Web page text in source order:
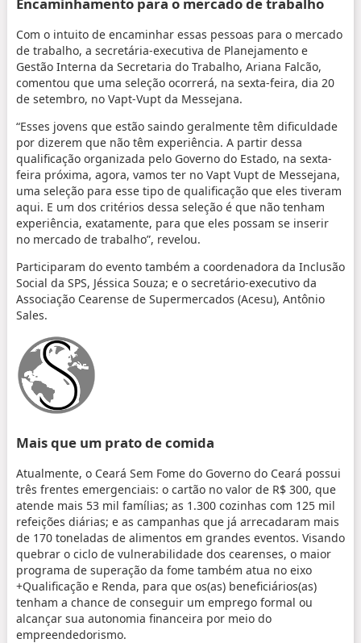
Encaminhamento para o mercado de trabalho
Com o intuito de encaminhar essas pessoas para o mercado
de trabalho, a secretária-executiva de Planejamento e
Gestão Interna da Secretaria do Trabalho, Ariana Falcão,
comentou que uma seleção ocorrerá, na sexta-feira, dia 20
de setembro, no Vapt-Vupt da Messejana.
“Esses jovens que estão saindo geralmente têm dificuldade
por dizerem que não têm experiência. A partir dessa
qualificação organizada pelo Governo do Estado, na sexta-
feira próxima, agora, vamos ter no Vapt Vupt de Messejana,
uma seleção para esse tipo de qualificação que eles tiveram
aqui. E um dos critérios dessa seleção é que não tenham
experiência, exatamente, para que eles possam se inserir
no mercado de trabalho”, revelou.
Participaram do evento também a coordenadora da Inclusão
Social da SPS, Jéssica Souza; e o secretário-executivo da
Associação Cearense de Supermercados (Acesu), Antônio
Sales.
Mais que um prato de comida
Atualmente, o Ceará Sem Fome do Governo do Ceará possui
três frentes emergenciais: o cartão no valor de R$ 300, que
atende mais 53 mil famílias; as 1.300 cozinhas com 125 mil
refeições diárias; e as campanhas que já arrecadaram mais
de 170 toneladas de alimentos em grandes eventos. Visando
quebrar o ciclo de vulnerabilidade dos cearenses, o maior
programa de superação da fome também atua no eixo
+Qualificação e Renda, para que os(as) beneficiários(as)
tenham a chance de conseguir um emprego formal ou
alcançar sua autonomia financeira por meio do
empreendedorismo.